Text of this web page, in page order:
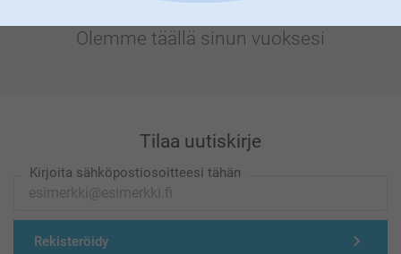
Olemme täällä sinun vuoksesi
Tilaa uutiskirje
Kirjoita sähköpostiosoitteesi tähän
Rekisteröidy